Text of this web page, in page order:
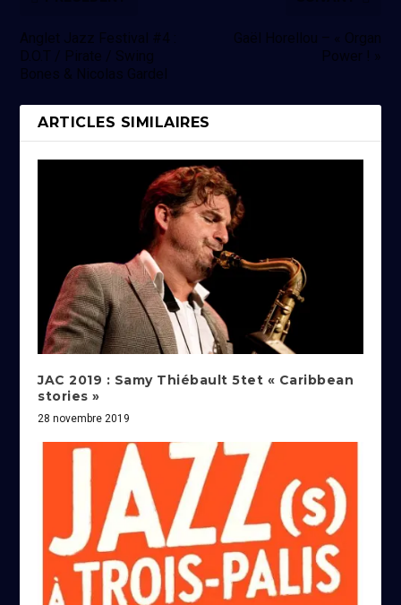
Anglet Jazz Festival #4 :
D.O.T / Pirate / Swing
Bones & Nicolas Gardel
Gaël Horellou – « Organ
Power ! »
ARTICLES SIMILAIRES
JAC 2019 : Samy Thiébault 5tet « Caribbean
stories »
28 novembre 2019